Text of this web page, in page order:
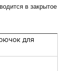
в закрытое
для